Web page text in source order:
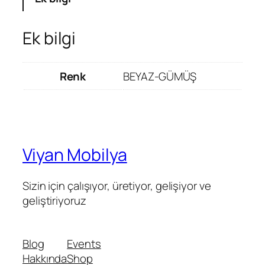
Ek bilgi
Renk BEYAZ-GÜMÜŞ
Viyan Mobilya
Sizin için çalışıyor, üretiyor, gelişiyor ve
geliştiriyoruz
Blog
Hakkında
Events
Shop